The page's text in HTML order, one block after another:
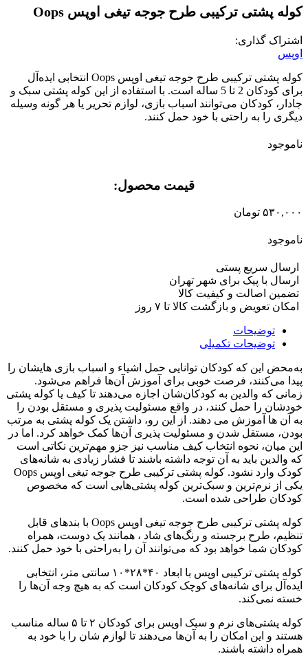
کوله پشتی ترکیبی طرح جوجه تیغی اوپس Oops
اشتراک گذاری:
اوپس
کوله پشتی ترکیبی طرح جوجه تیغی اوپس Oops انتخابی ایده‌آل
برای کودکان 2 تا 5 ساله است. با استفاده از این کوله پشتی سبک و
جادار، کودکان می‌توانند اسباب بازی، لوازم تحریر یا هر گونه وسیله
دیگری را به راحتی با خود حمل کنند.
ناموجود
قیمت محصول:​
۵۳۰,۰۰۰ تومان
ناموجود
ارسال سریع پستی
ارسال با پیک برای شهر تهران
تضمین اصالت و کیفیت کالا
امکان تعویض و بازگشت کالا تا ۷ روز
توضیحات
توضیحات تکمیلی
به‌محض این که کودکان توانایی حمل اشیاء و اسباب بازی هایشان را
پیدا می‌کنند، فرصت خوبی برای آموزش آن‌ها فراهم می‌شود.
زمانی که والدین به کودکان‌شان اجازه می‌دهند تا کیف یا کوله‌ پشتی
خودشان را حمل کنند، در واقع مسئولیت پذیری و مستقل بودن را
به آن ها آموزش می دهند. از این رو، داشتن یک کوله پشتی به مرتب
بودن، مستقل شدن و مسئولیت پذیری آن‌ها کمک خواهد کرد. اما در
این میان، نحوه انتخاب کیف مناسب نیز جزو مهم‌ترین نکاتی است
که والدین باید به آن توجه داشته باشند تا فشار زیادی به شانه‌های
کودک وارد نشود. کوله پشتی ترکیبی طرح جوجه تیغی اوپس Oops
یکی از نرم‌ترین و سبک‌ترین کوله پشتی‌هایی است که مخصوص
کودکان طراحی شده است.
کوله پشتی ترکیبی طرح جوجه تیغی اوپس Oops با بندهای قابل
تنظیم، طرح برجسته و رنگ‌های شاد ، همانند یک دوست، همراه
کودکان شما خواهد بود که می‌توانند آن را به‌راحتی با خود حمل کنند.
کوله پشتی ترکیبی اوپس با ابعاد ۴۰*۲۸*۱۰ سانتی متر، انتخابی
ایده‌آل برای شانه‌های کوچک کودکان است که به هیچ وجه آن‌ها را
خسته نمی‌کند.
کوله پشتی‌‌های نرم و سبک اوپس برای کودکان ۲ تا ۵ ساله مناسب
هستند و این امکان را به آن‌ها می‌دهند تا لوازم شان را با خود به
همراه داشته باشند.